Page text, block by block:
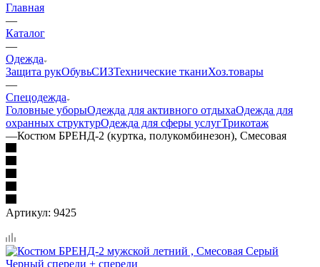
Главная
—
Каталог
—
Одежда
Защита рукОбувьСИЗТехнические тканиХоз.товары
—
Спецодежда
Головные уборыОдежда для активного отдыхаОдежда для
охранных структурОдежда для сферы услугТрикотаж
—Костюм БРЕНД-2 (куртка, полукомбинезон), Смесовая
Артикул: 9425